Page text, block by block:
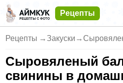
Рецепты
Рецепты → Закуски →
Сыровяленый
свинины в